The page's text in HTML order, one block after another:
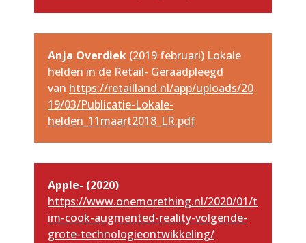
Anja Overdiek (2019 februari) Lokale
helden in de Retail- Geraadpleegd
van https://retailland.nl/app/uploads/20
19/03/Publicatie-Lokale-
helden_11maart2018_LR.pdf
Apple- (2020)
https://www.onemorething.nl/2020/01/t
im-cook-augmented-reality-volgende-
grote-technologieontwikkeling/